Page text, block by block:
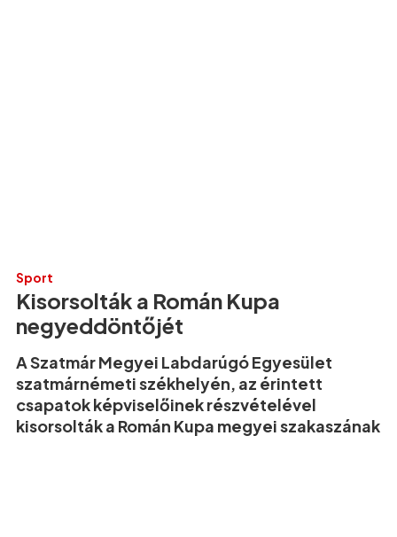
Sport
Kisorsolták a Román Kupa
negyeddöntőjét
A Szatmár Megyei Labdarúgó Egyesület
szatmárnémeti székhelyén, az érintett
csapatok képviselőinek részvételével
kisorsolták a Román Kupa megyei szakaszának